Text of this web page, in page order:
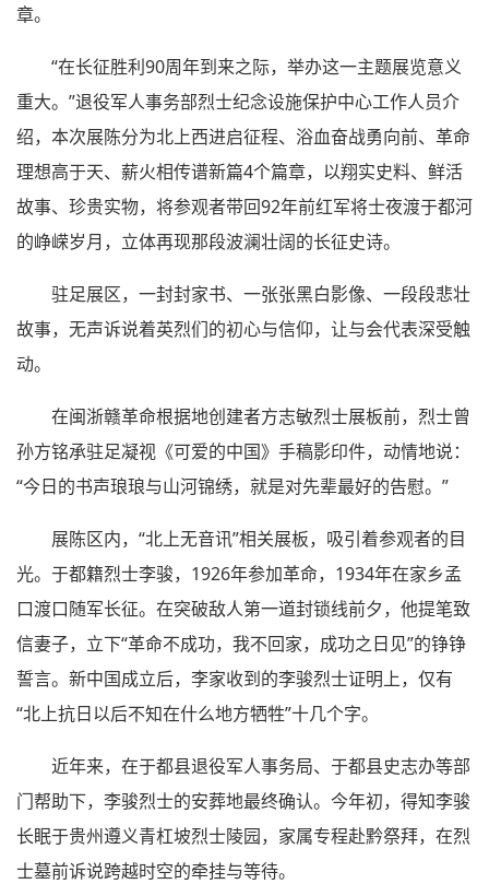
章。
“在长征胜利90周年到来之际，举办这一主题展览意义
重大。”退役军人事务部烈士纪念设施保护中心工作人员介
绍，本次展陈分为北上西进启征程、浴血奋战勇向前、革命
理想高于天、薪火相传谱新篇4个篇章，以翔实史料、鲜活
故事、珍贵实物，将参观者带回92年前红军将士夜渡于都河
的峥嵘岁月，立体再现那段波澜壮阔的长征史诗。
驻足展区，一封封家书、一张张黑白影像、一段段悲壮
故事，无声诉说着英烈们的初心与信仰，让与会代表深受触
动。
在闽浙赣革命根据地创建者方志敏烈士展板前，烈士曾
孙方铭承驻足凝视《可爱的中国》手稿影印件，动情地说：
“今日的书声琅琅与山河锦绣，就是对先辈最好的告慰。”
展陈区内，“北上无音讯”相关展板，吸引着参观者的目
光。于都籍烈士李骏，1926年参加革命，1934年在家乡孟
口渡口随军长征。在突破敌人第一道封锁线前夕，他提笔致
信妻子，立下“革命不成功，我不回家，成功之日见”的铮铮
誓言。新中国成立后，李家收到的李骏烈士证明上，仅有
“北上抗日以后不知在什么地方牺牲”十几个字。
近年来，在于都县退役军人事务局、于都县史志办等部
门帮助下，李骏烈士的安葬地最终确认。今年初，得知李骏
长眠于贵州遵义青杠坡烈士陵园，家属专程赴黔祭拜，在烈
士墓前诉说跨越时空的牵挂与等待。